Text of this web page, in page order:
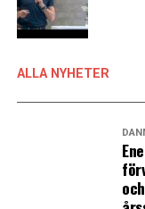
ALLA NYHETER